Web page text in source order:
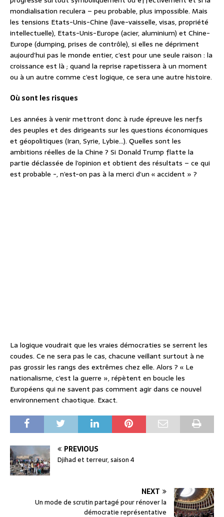
mondialisation reculera – peu probable, plus impossible. Mais
les tensions Etats-Unis-Chine (lave-vaisselle, visas, propriété
intellectuelle), Etats-Unis-Europe (acier, aluminium) et Chine-
Europe (dumping, prises de contrôle), si elles ne dépriment
aujourd’hui pas le monde entier, c’est pour une seule raison : la
croissance est là ; quand la reprise rapetissera à un moment
ou à un autre comme c’est logique, ce sera une autre histoire.
Où sont les risques
Les années à venir mettront donc à rude épreuve les nerfs
des peuples et des dirigeants sur les questions économiques
et géopolitiques (Iran, Syrie, Lybie…). Quelles sont les
ambitions réelles de la Chine ? Si Donald Trump flatte la
partie déclassée de l’opinion et obtient des résultats – ce qui
est probable -, n’est-on pas à la merci d’un « accident » ?
La logique voudrait que les vraies démocraties se serrent les
coudes. Ce ne sera pas le cas, chacune veillant surtout à ne
pas grossir les rangs des extrêmes chez elle. Alors ? « Le
nationalisme, c’est la guerre », répètent en boucle les
Européens qui ne savent pas comment agir dans ce nouvel
environnement chaotique. Exact.
PREVIOUS
Djihad et terreur, saison 4
NEXT
Un mode de scrutin partagé pour rénover la
démocratie représentative